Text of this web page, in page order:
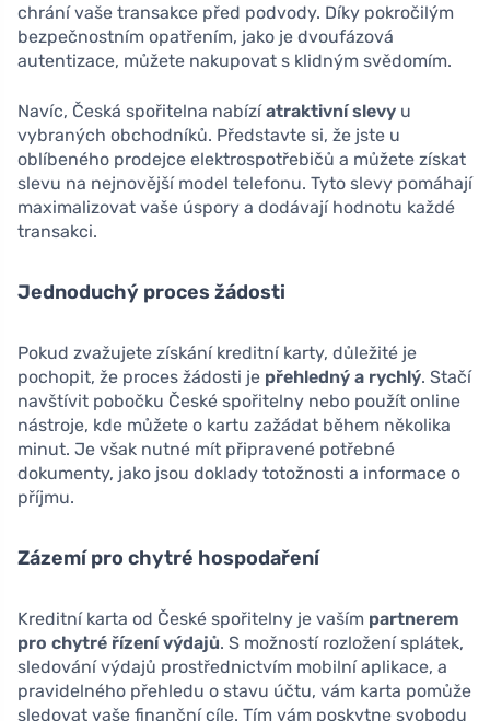
chrání vaše transakce před podvody. Díky pokročilým
bezpečnostním opatřením, jako je dvoufázová
autentizace, můžete nakupovat s klidným svědomím.
Navíc, Česká spořitelna nabízíatraktivní slevy u
vybraných obchodníků. Představte si, že jste u
oblíbeného prodejce elektrospotřebičů a můžete získat
slevu na nejnovější model telefonu. Tyto slevy pomáhají
maximalizovat vaše úspory a dodávají hodnotu každé
transakci.
Jednoduchý proces žádosti
Pokud zvažujete získání kreditní karty, důležité je
pochopit, že proces žádosti je přehledný a rychlý. Stačí
navštívit pobočku České spořitelny nebo použít online
nástroje, kde můžete o kartu zažádat během několika
minut. Je však nutné mít připravené potřebné
dokumenty, jako jsou doklady totožnosti a informace o
příjmu.
Zázemí pro chytré hospodaření
Kreditní karta od České spořitelny je vaším partnerem
pro chytré řízení výdajů. S možností rozložení splátek,
sledování výdajů prostřednictvím mobilní aplikace, a
pravidelného přehledu o stavu účtu, vám karta pomůže
sledovat vaše finanční cíle. Tím vám poskytne svobodu